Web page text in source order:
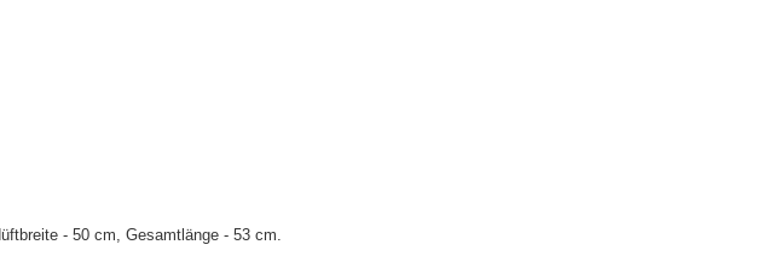
- 50 cm, Gesamtlänge - 53 cm.